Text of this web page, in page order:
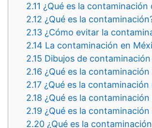
2.11 ¿Qué es la contaminación
2.12 ¿Qué es la
2.13 ¿Cómo evitar la
2.14 La contaminación en
2.15 Dibujos de contaminación
2.16 ¿Qué es la contaminación
2.17 ¿Qué es la
2.18 ¿Qué es la contaminación
2.19 ¿Qué es la
2.20 ¿Qué es la